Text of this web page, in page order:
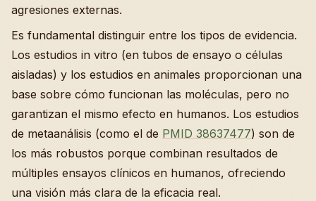
agresiones externas.
Es fundamental distinguir entre los tipos de evidencia.
Los estudios in vitro (en tubos de ensayo o células
aisladas) y los estudios en animales proporcionan una
base sobre cómo funcionan las moléculas, pero no
garantizan el mismo efecto en humanos. Los estudios
de metaanálisis (como el de PMID 38637477) son de
los más robustos porque combinan resultados de
múltiples ensayos clínicos en humanos, ofreciendo
una visión más clara de la eficacia real.